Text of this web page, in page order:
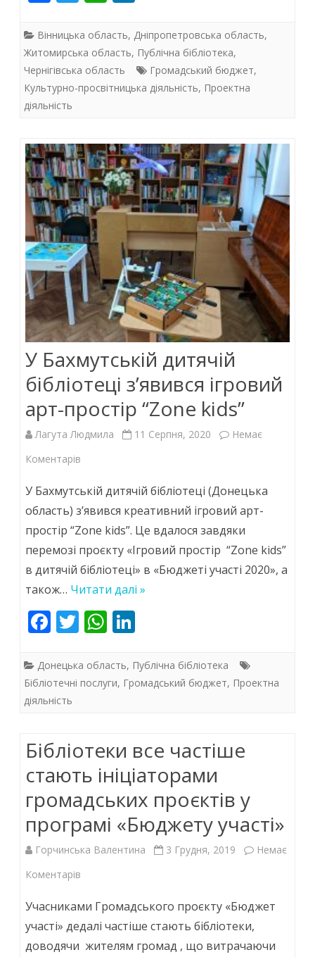
e
b
o
o
itt
er
at
s
A
k
e
dI
Вінницька область, Дніпропетровська область,
Житомирська область, Публічна бібліотека,
Чернігівська область
Громадський бюджет,
Культурно-просвітницька діяльність, Проектна
діяльність
У Бахмутській дитячій
бібліотеці з’явився ігровий
арт-простір “Zone kids”
Лагута Людмила 11 Серпня, 2020
Немає
Коментарів
Бахмутській
дитячій
бібліотеці
арт-
“Zone
У Бахмутській дитячій бібліотеці (Донецька
область) з’явився креативний ігровий арт-
простір “Zone kids”. Це вдалося завдяки
перемозі проєкту «Ігровий простір “Zone kids”
в дитячій бібліотеці» в «Бюджеті участі 2020», а
також… Читати далі »
F
e
b
o
o
k
T
itt
er
W
at
s
p
k
e
Донецька область, Публічна бібліотека
Бібліотечні послуги, Громадський бюджет, Проектна
діяльність
Бібліотеки все частіше
стають ініціаторами
громадських проєктів у
програмі «Бюджету участі»
Горчинська Валентина 3 Грудня, 2019
Немає
Коментарів
все
частіше
Учасниками Громадського проєкту «Бюджет
участі» дедалі частіше стають бібліотеки,
доводячи жителям громад , що витрачаючи